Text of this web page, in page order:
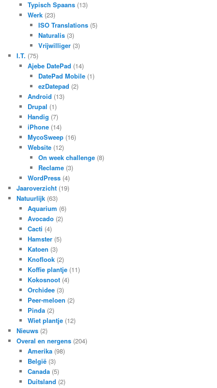
Typisch Spaans(13)
Werk(23)
ISO Translations (5)
Naturalis (3)
Vrijwilliger (3)
I.T. (75)
Ajebe DatePad (14)
DatePad Mobile (1)
ezDatepad (2)
Android (13)
Drupal (1)
Handig (7)
iPhone(14)
MycoSweep(16)
Website(12)
On week challenge (8)
Reclame (3)
WordPress(4)
Jaaroverzicht (19)
Natuurlijk (63)
Aquarium (6)
Avocado(2)
Cacti (4)
Hamster(5)
Katoen (3)
Knoflook(2)
Koffie plantje(11)
Kokosnoot(4)
Orchidee(3)
Peer-meloen (2)
Pinda(2)
Wiet plantje(12)
Nieuws (2)
Overal en nergens (204)
Amerika(98)
België(3)
Canada(5)
Duitsland (2)